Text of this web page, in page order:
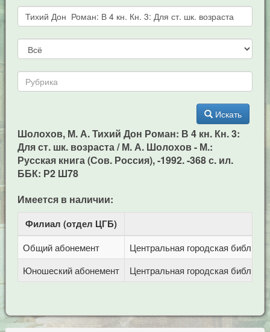
Искать
Шолохов, М. А. Тихий Дон Роман: В 4 кн. Кн. 3:
Для ст. шк. возраста / М. А. Шолохов - М.:
Русская книга (Сов. Россия), -1992. -368 с. ил.
ББК: Р2 Ш78
Имеется в наличии:
Филиал (отдел ЦГБ)
Общий абонемент
Центральная городская
Юношеский абонемент
Центральная городская